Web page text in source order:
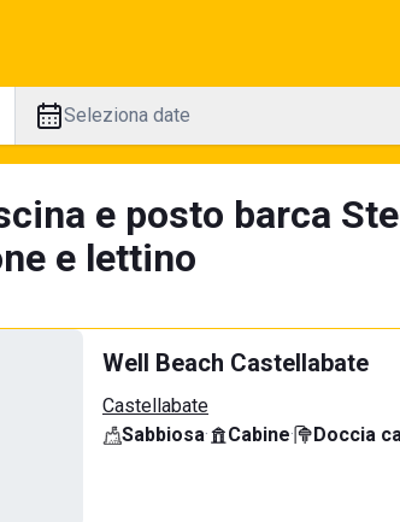
Seleziona date
e posto barca
e lettino
Well Beach Castellabate
Castellabate
Sabbiosa· Cabine· Doccia